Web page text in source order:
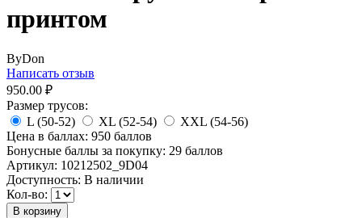
принтом
ByDon
Написать отзыв
950.00 ₽
Размер трусов:
L (50-52)
XL (52-54)
XXL (54-56)
Цена в баллах: 950 баллов
Бонусные баллы за покупку: 29 баллов
Артикул: 10212502_9D04
Доступность: В наличии
Кол-во:
В корзину